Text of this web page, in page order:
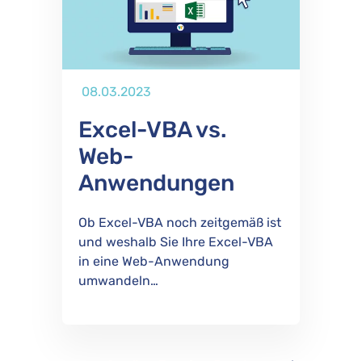
Publiziert
08.03.2023
Excel-VBA vs.
Web-
Anwendungen
Ob Excel-VBA noch zeitgemäß ist
und weshalb Sie Ihre Excel-VBA
in eine Web-Anwendung
umwandeln…